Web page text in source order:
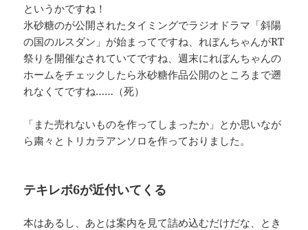
というかですね！
氷砂糖のが公開されたタイミングでラジオドラマ「斜陽
の国のルスダン」が始まってですね、れぼんちゃんがRT
祭りを開催なされていてですね、週末にれぼんちゃんの
ホームをチェックしたら氷砂糖作品公開のところまで遡
れなくてですね……（死）
「また売れないものを作ってしまったか」とか思いなが
ら粛々とトリカラアンソロを作っておりました。
テキレボ6が近付いてくる
本はあるし、あとは案内を見て詰め込むだけだな、とき